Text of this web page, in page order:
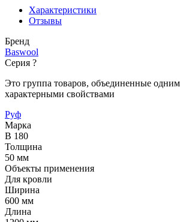
Характеристики
Отзывы
Бренд
Baswool
Серия ?
Это группа товаров, объединенные
характерными свойствами
Руф
Марка
В 180
Толщина
50 мм
Объекты применения
Для кровли
Ширина
600 мм
Длина